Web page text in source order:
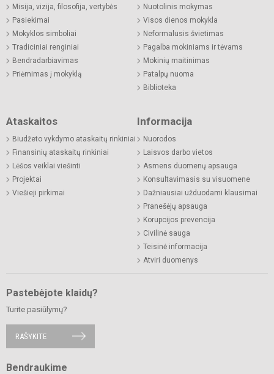
Misija, vizija, filosofija, vertybės
Pasiekimai
Mokyklos simboliai
Tradiciniai renginiai
Bendradarbiavimas
Priėmimas į mokyklą
Nuotolinis mokymas
Visos dienos mokykla
Neformalusis švietimas
Pagalba mokiniams ir tėvams
Mokinių maitinimas
Patalpų nuoma
Biblioteka
Ataskaitos
Biudžeto vykdymo ataskaitų rinkiniai
Finansinių ataskaitų rinkiniai
Lėšos veiklai viešinti
Projektai
Viešieji pirkimai
Informacija
Nuorodos
Laisvos darbo vietos
Asmens duomenų apsauga
Konsultavimasis su visuomene
Dažniausiai užduodami klausimai
Pranešėjų apsauga
Korupcijos prevencija
Civilinė sauga
Teisinė informacija
Atviri duomenys
Pastebėjote klaidų?
Turite pasiūlymų?
RAŠYKITE
Bendraukime